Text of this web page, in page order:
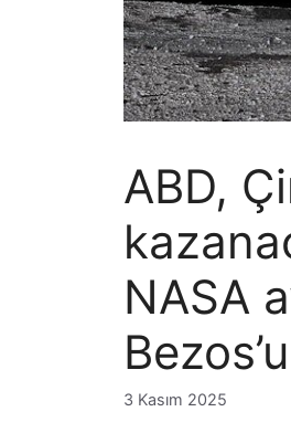
ABD,
NASA
3 Kasım 2025